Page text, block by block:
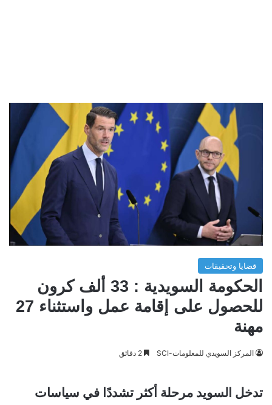
قضايا وتحقيقات
الحكومة السويدية : 33 ألف كرون
للحصول على إقامة عمل واستثناء 27
مهنة
المركز السويدي للمعلومات-SCI
تدخل السويد مرحلة أكثر تشددًا في سياسات